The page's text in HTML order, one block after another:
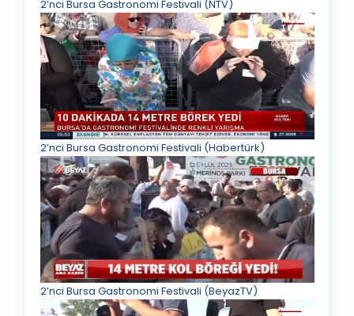
2’nci Bursa Gastronomi Festivali (NTV)
2’nci Bursa Gastronomi Festivali (Habertürk)
2’nci Bursa Gastronomi Festivali (BeyazTV)